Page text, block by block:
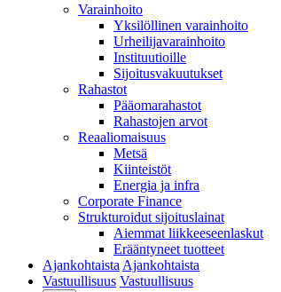
Varainhoito
Yksilöllinen varainhoito
Urheilijavarainhoito
Instituutioille
Sijoitusvakuutukset
Rahastot
Pääomarahastot
Rahastojen arvot
Reaaliomaisuus
Metsä
Kiinteistöt
Energia ja infra
Corporate Finance
Strukturoidut sijoituslainat
Aiemmat liikkeeseenlaskut
Erääntyneet tuotteet
Ajankohtaista Ajankohtaista
Vastuullisuus Vastuullisuus